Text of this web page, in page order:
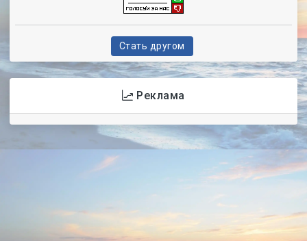
Стать другом
Реклама